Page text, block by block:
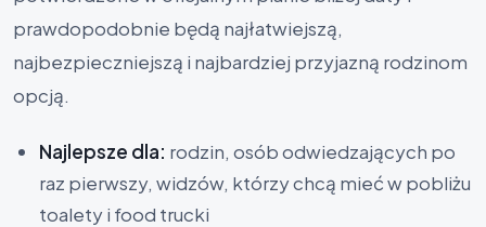
prawdopodobnie będą najłatwiejszą,
najbezpieczniejszą i najbardziej przyjazną rodzinom
opcją.
Najlepsze dla: rodzin, osób odwiedzających po
raz pierwszy, widzów, którzy chcą mieć w pobliżu
toalety i food trucki